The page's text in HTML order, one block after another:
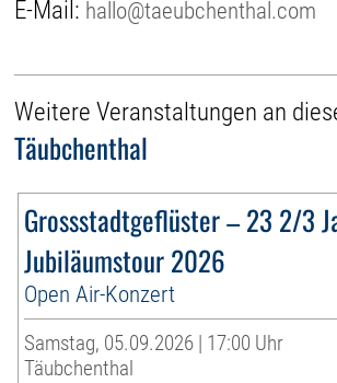
E-Mail: hallo@taeubchenthal.com
Weitere Veranstaltungen an
Täubchenthal
Grossstadtgeflüster – 23 2/3
Jubiläumstour 2026
Open Air-Konzert
Samstag, 05.09.2026 | 17:00 Uhr
Täubchenthal